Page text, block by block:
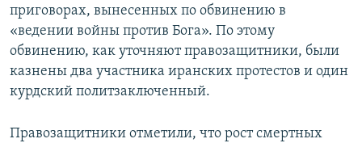
приговорах, вынесенных по обвинению в
«ведении войны против Бога». По этому
обвинению, как уточняют правозащитники, были
казнены два участника иранских протестов и один
курдский политзаключенный.
Правозащитники отметили, что рост смертных